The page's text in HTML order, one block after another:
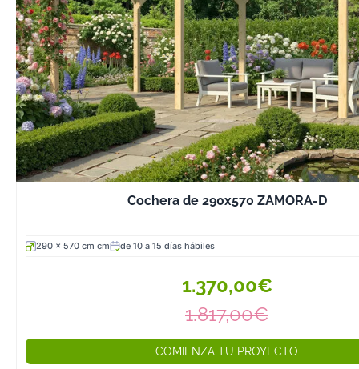
Cochera de 290x570 ZAMORA-D
290 x 570 cm cm de 10 a 15 días hábiles
1.370,00€
1.817,00€
COMIENZA TU PROYECTO